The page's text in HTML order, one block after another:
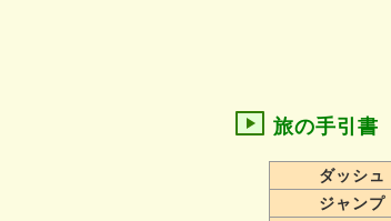
旅の手引書
ダッシュ
ジャンプ